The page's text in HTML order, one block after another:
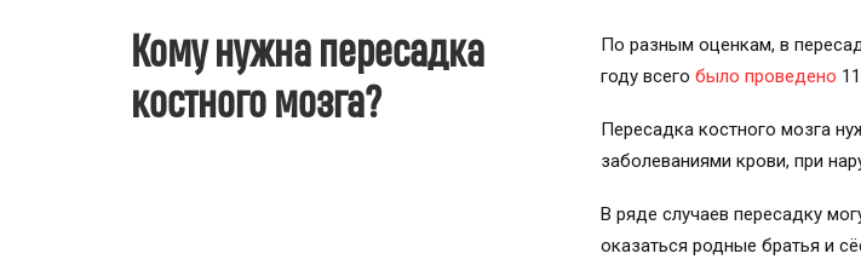
Кому нужна пересадка
костного мозга?
По разным оценкам, в
году всего было проведено
Пересадка костного мозга
заболеваниями крови, при
В ряде случаев пересадку
оказаться родные братья и